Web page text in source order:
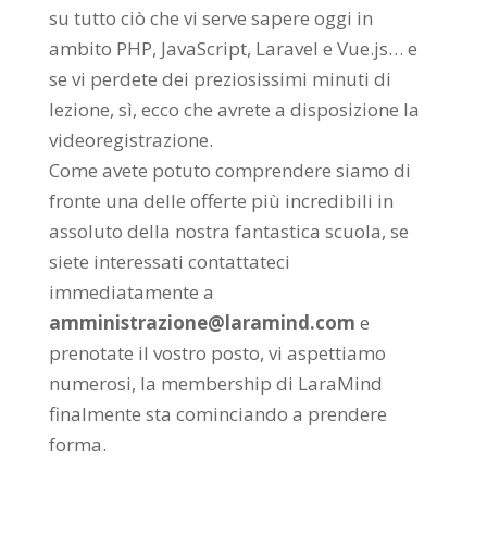
su tutto ciò che vi serve sapere oggi in
ambito PHP, JavaScript, Laravel e Vue.js… e
se vi perdete dei preziosissimi minuti di
lezione, sì, ecco che avrete a disposizione la
videoregistrazione.
Come avete potuto comprendere siamo di
fronte una delle offerte più incredibili in
assoluto della nostra fantastica scuola, se
siete interessati contattateci
immediatamente a
amministrazione@laramind.com e
prenotate il vostro posto, vi aspettiamo
numerosi, la membership di LaraMind
finalmente sta cominciando a prendere
forma.